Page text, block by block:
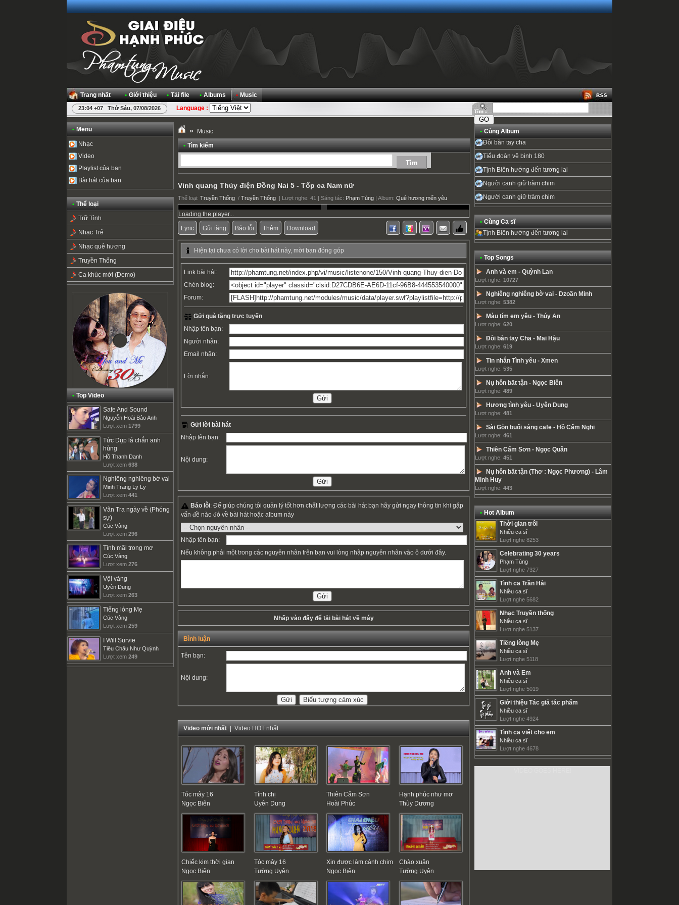
Trang nhất • Giới thiệu • Tải file • Albums • Music
23:04 +07 Thứ Sáu, 07/08/2026 Language :
• Menu
Nhạc
Video
Playlist của bạn
Bài hát của bạn
• Thể loại
Trữ Tình
Nhạc Trẻ
Nhạc quê hương
Truyền Thống
Ca khúc mới (Demo)
• Top Video
Safe And Sound
Nguyễn Hoài Bảo Anh
Lượt xem 1799
Tức Dụp lá chắn anh
hùng
Hồ Thanh Danh
Lượt xem 638
Nghiêng nghiêng bờ vai
Minh Trang Ly Ly
Lượt xem 441
Vân Tra ngày về (Phóng
sự)
Cúc Vàng
Lượt xem 296
Tình mãi trong mơ
Cúc Vàng
Lượt xem 276
Vội vàng
Uyên Dung
Lượt xem 263
Tiếng lòng Mẹ
Cúc Vàng
Lượt xem 259
I Will Survie
Tiêu Châu Như Quỳnh
Lượt xem 249
»
Music
• Tìm kiếm
Vinh quang Thủy điện Đồng Nai 5 - Tốp ca Nam nữ
Thể loại: Truyền Thống / Truyền Thống | Lượt nghe: 41 | Sáng tác: Phạm Tùng | Album: Quê hương mến yêu
Loading the player...
Lyric
Gửi tặng Báo lỗi Thêm Download
Hiện tại chưa có lời cho bài hát này, mời bạn đóng góp
Link bài hát:
Chèn blog:
Forum:
Gửi quà tặng trực tuyến
Nhập tên bạn:
Người nhận:
Email nhận:
Lời nhắn:
Gửi lời bài hát
Nhập tên bạn:
Nội dung:
Báo lỗi: Để giúp chúng tôi quản lý tốt hơn chất lượng các bài hát bạn hãy gửi ngay thông tin khi gặp
vấn đề nào đó về bài hát hoặc album này
Nhập tên bạn:
Nếu không phải một trong các nguyên nhân trên bạn vui lòng nhập nguyên nhân vào ô dưới đây.
Nhấp vào đâyđể tải bài hát về máy
Bình luận
Tên bạn:
Nội dung:
Video mới nhất Video HOT nhất
Tóc mây 16
Ngọc Biên
Tình chị
Uyên Dung
Thiên Cấm Sơn
Hoài Phúc
Hạnh phúc như mơ
Thùy Dương
Chiếc kim thời gian
Ngọc Biên
Tóc mây 16
Tường Uyên
Xin được làm cánh chim
Ngọc Biên
Chào xuân
Tường Uyên
• Cùng Album
Đôi bàn tay cha
Tiểu đoàn vệ binh 180
Tịnh Biên hướng đến tương lai
Người canh giữ tràm chim
Người canh giữ tràm chim
• Cùng Ca sĩ
Tịnh Biên hướng đến tương lai
• Top Songs
Anh và em - Quỳnh Lan
Lượt nghe: 10727
Nghiêng nghiêng bờ vai - Dzoãn Minh
Lượt nghe: 5382
Màu tím em yêu - Thúy An
Lượt nghe: 620
Đôi bàn tay Cha - Mai Hậu
Lượt nghe: 619
Tin nhắn Tình yêu - Xmen
Lượt nghe: 535
Nụ hôn bất tận - Ngọc Biên
Lượt nghe: 489
Hương tình yêu - Uyên Dung
Lượt nghe: 481
Sài Gòn buổi sáng cafe - Hồ Cẩm Nghi
Lượt nghe: 461
Thiên Cấm Sơn - Ngọc Quân
Lượt nghe: 451
Nụ hôn bất tận (Thơ : Ngọc Phương) - Lâm
Minh Huy
Lượt nghe: 443
• Hot Album
Thời gian trôi
Nhiều ca sĩ
Lượt nghe 8253
Celebrating 30 years
Phạm Tùng
Lượt nghe 7327
Tình ca Trần Hải
Nhiều ca sĩ
Lượt nghe 5682
Nhạc Truyền thống
Nhiều ca sĩ
Lượt nghe 5137
Tiếng lòng Mẹ
Nhiều ca sĩ
Lượt nghe 5118
Anh và Em
Nhiều ca sĩ
Lượt nghe 5019
Giới thiệu Tác giả tác phẩm
Nhiều ca sĩ
Lượt nghe 4924
Tình ca viết cho em
Nhiều ca sĩ
Lượt nghe 4678